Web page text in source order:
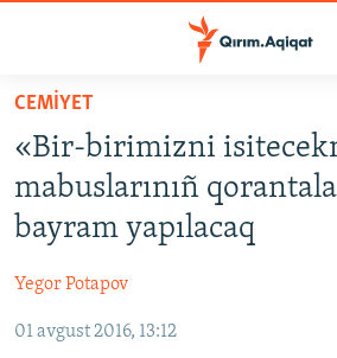
Esas
qaytmaq
Baş
navigatsiyağa
qaytmaq
Qıdıruvğa
qaytmaq
HABERLER
SİYASET
MEDENİYET
İNSAN AQLARI
CEMİYET
«Bir-birimizni
mabuslarınıñ
bayram yapılacaq
Yegor Potapov
01 avgust 2016, 13:12